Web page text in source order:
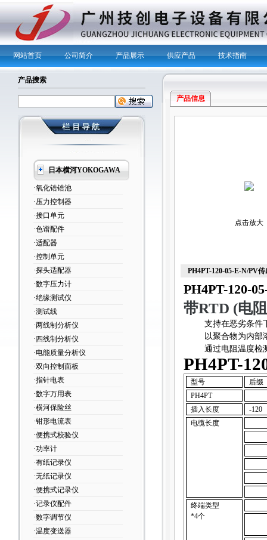
网站首页 公司简介 产品展示 供应产品 技术指南
产品搜索
日本横河YOKOGAWA
·氧化锆锆池
·压力控制器
·接口单元
·色谱配件
·适配器
·控制单元
·探头适配器
·数字压力计
·绝缘测试仪
·测试线
·两线制分析仪
·四线制分析仪
·电能质量分析仪
·双向控制面板
·指针电表
·数字万用表
·横河保险丝
·钳形电流表
·便携式校验仪
·功率计
·有纸记录仪
·无纸记录仪
·便携式记录仪
·记录仪配件
·数字调节仪
·温度变送器
产品信息
点击放大
PH4PT-120-05-E-N/PV
PH4PT-120-
带RTD (电
支持在恶劣条件
以聚合物为内部
通过电阻温度检
PH4PT-
型号
后缀
PH4PT
插入长度
-120
电缆长度
终端类型
*4个